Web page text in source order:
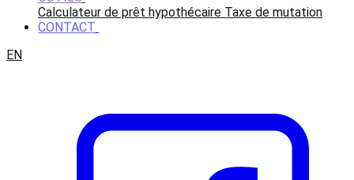
Calculateur de prêt hypothécaire Taxe de mutation
CONTACT
EN